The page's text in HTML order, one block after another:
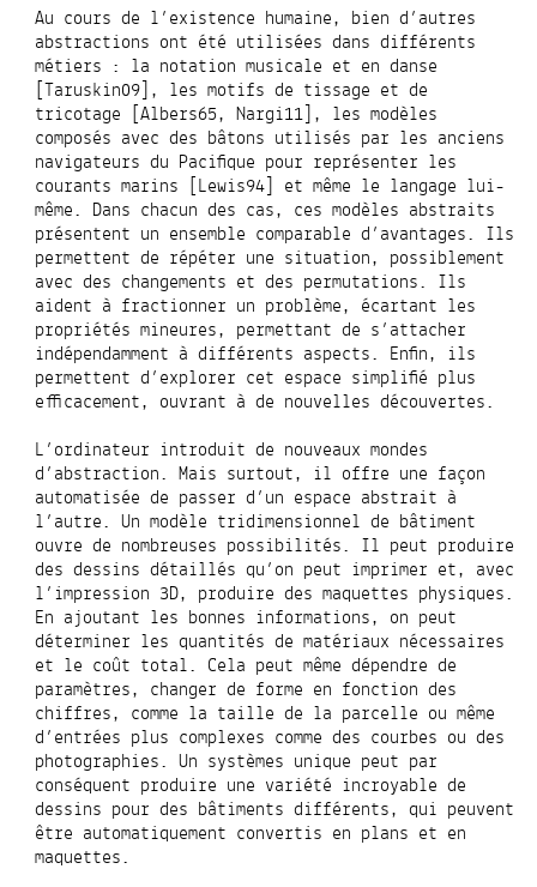
Au cours de l’existence humaine, bien d’autres
abstractions ont été utilisées dans différents
métiers : la notation musicale et en danse
[Taruskin09], les motifs de tissage et de
tricotage [Albers65, Nargi11], les modèles
composés avec des bâtons utilisés par les anciens
navigateurs du Pacifique pour représenter les
courants marins [Lewis94] et même le langage lui-
même. Dans chacun des cas, ces modèles abstraits
présentent un ensemble comparable d’avantages. Ils
permettent de répéter une situation, possiblement
avec des changements et des permutations. Ils
aident à fractionner un problème, écartant les
propriétés mineures, permettant de s’attacher
indépendamment à différents aspects. Enfin, ils
permettent d’explorer cet espace simplifié plus
efficacement, ouvrant à de nouvelles découvertes.
L’ordinateur introduit de nouveaux mondes
d’abstraction. Mais surtout, il offre une façon
automatisée de passer d’un espace abstrait à
l’autre. Un modèle tridimensionnel de bâtiment
ouvre de nombreuses possibilités. Il peut produire
des dessins détaillés qu’on peut imprimer et, avec
l’impression 3D, produire des maquettes physiques.
En ajoutant les bonnes informations, on peut
déterminer les quantités de matériaux nécessaires
et le coût total. Cela peut même dépendre de
paramètres, changer de forme en fonction des
chiffres, comme la taille de la parcelle ou même
d’entrées plus complexes comme des courbes ou des
photographies. Un systèmes unique peut par
conséquent produire une variété incroyable de
dessins pour des bâtiments différents, qui peuvent
être automatiquement convertis en plans et en
maquettes.